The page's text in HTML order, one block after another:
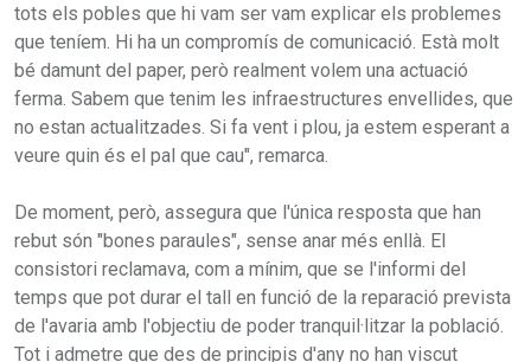
tots els pobles que hi vam ser vam explicar els problemes
que teníem. Hi ha un compromís de comunicació. Està molt
bé damunt del paper, però realment volem una actuació
ferma. Sabem que tenim les infraestructures envellides, que
no estan actualitzades. Si fa vent i plou, ja estem esperant a
veure quin és el pal que cau", remarca.
De moment, però, assegura que l'única resposta que han
rebut són "bones paraules", sense anar més enllà. El
consistori reclamava, com a mínim, que se l'informi del
temps que pot durar el tall en funció de la reparació prevista
de l'avaria amb l'objectiu de poder tranquil·litzar la població.
Tot i admetre que des de principis d'any no han viscut